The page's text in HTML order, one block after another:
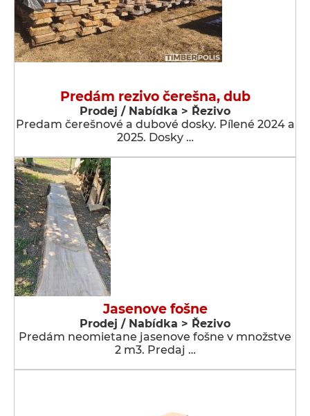
Predám rezivo čerešna, dub
Prodej / Nabídka > Řezivo
Predam čerešnové a dubové dosky. Pílené 2024 a
2025. Dosky …
Jasenove fošne
Prodej / Nabídka > Řezivo
Predám neomietane jasenove fošne v množstve
2 m3. Predaj …